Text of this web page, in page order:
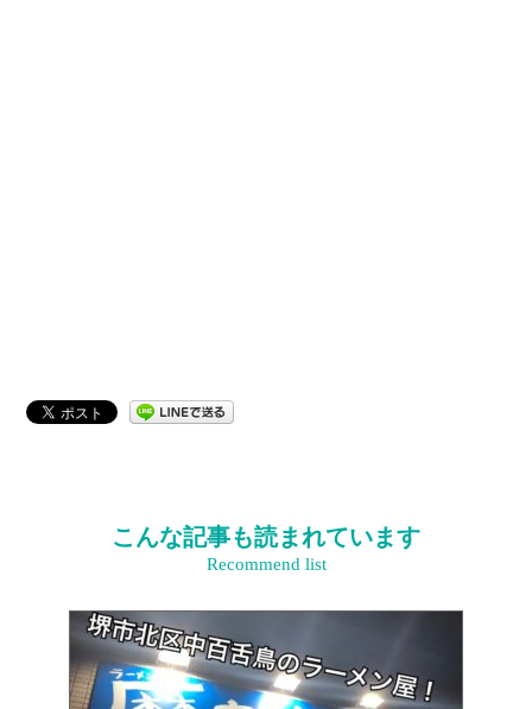
こんな記事も読まれています
Recommend list